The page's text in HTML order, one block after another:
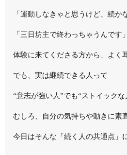
「運動しなきゃと思うけど、続か
「三日坊主で終わっちゃうんです」
体験に来てくださる方から、よく
でも、実は継続できる人って
“意志が強い人”でも“ストイックな
むしろ、自分の気持ちや動きに素
今日はそんな「続く人の共通点」